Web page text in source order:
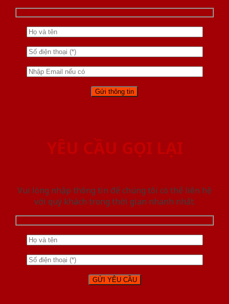
YÊU CẦU GỌI LẠI
Vui lòng nhập thông tin để chúng tôi có thể liên hệ
với quý khách trong thời gian nhanh nhất.